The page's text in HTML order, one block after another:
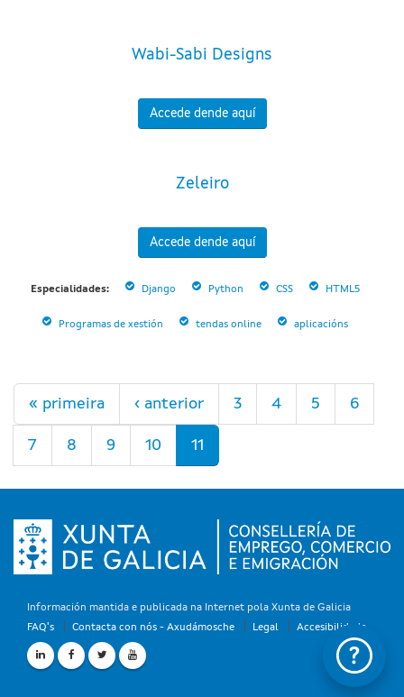
Wabi-Sabi Designs
Accede dende aquí
Zeleiro
Accede dende aquí
Especialidades: Django Python CSS HTML5
Programas de xestión tendas online aplicacións
Páxinas
« primeira ‹ anterior 3 4 5 6
7 8 9 10 11
Información mantida e publicada na Internet pola Xunta de Galicia
FAQ's
Contacta con nós - Axudámosche Legal Accesibilidade